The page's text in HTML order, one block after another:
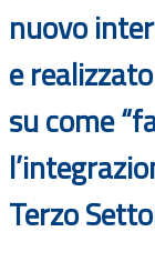
nuovo
e
su come
Terzo